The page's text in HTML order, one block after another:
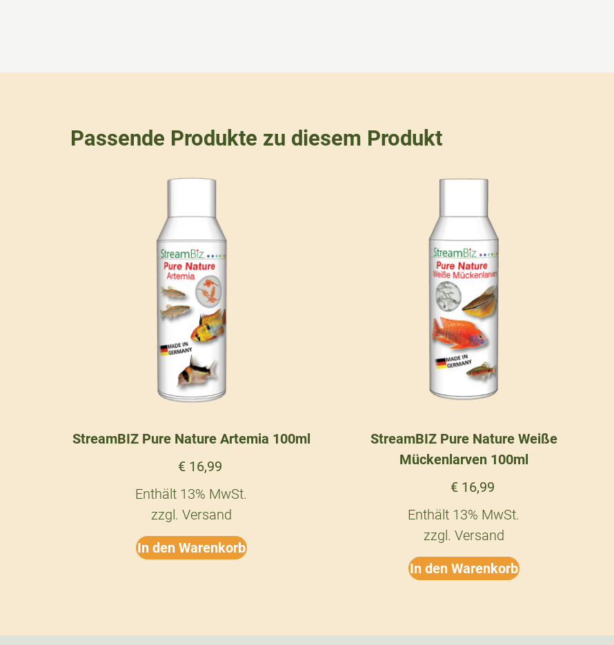
Passende Produkte zu diesem Produkt
StreamBIZ Pure Nature Artemia 100ml
€16,99
Enthält 13% MwSt.
zzgl. Versand
In den Warenkorb
StreamBIZ Pure Nature Weiße
Mückenlarven 100ml
€16,99
Enthält 13% MwSt.
zzgl. Versand
In den Warenkorb